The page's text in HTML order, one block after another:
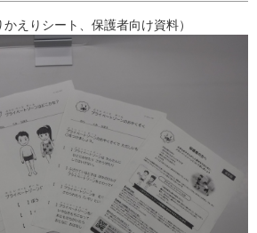
えりシート、保護者向け資料）